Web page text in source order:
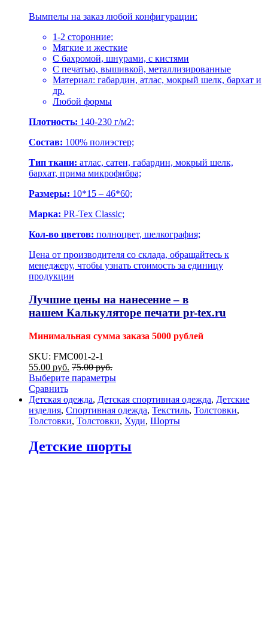
Вымпелы на заказ любой конфигурации:
1-2 сторонние;
Мягкие и жесткие
С бахромой, шнурами, с кистями
С печатью, вышивкой, металлизированные
Материал: габардин, атлас, мокрый шелк, бархат и
др.
Любой формы
Плотность: 140-230 г/м2;
Состав: 100% полиэстер;
Тип ткани: атлас, сатен, габардин, мокрый шелк,
бархат, прима микрофибра;
Размеры: 10*15 – 46*60;
Марка: PR-Tex Classic;
Кол-во цветов: полноцвет, шелкография;
Цена от производителя со склада, обращайтесь к
менеджеру, чтобы узнать стоимость за единицу
продукции
Лучшие цены на нанесение – в
нашем Калькуляторе печати pr-tex.ru
Минимальная сумма заказа 5000 рублей
SKU: FMC001-2-1
55.00 руб. 75.00руб.
Выберите параметры
Сравнить
Детская одежда, Детская спортивная одежда, Детские
изделия, Спортивная одежда, Текстиль, Толстовки,
Толстовки, Толстовки, Худи, Шорты
Детские шорты